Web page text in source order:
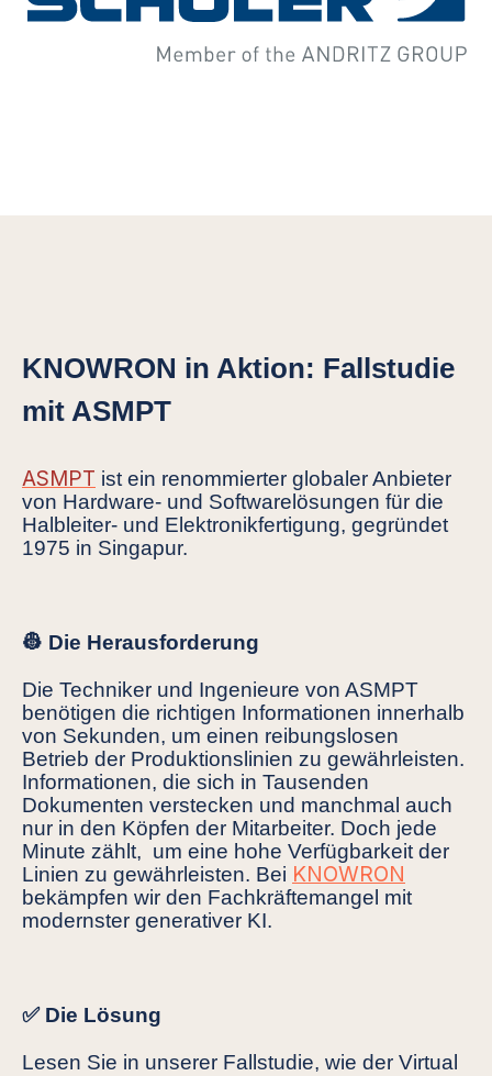
KNOWRON in Aktion: Fallstudie
mit ASMPT
ASMPT ist ein renommierter globaler Anbieter
von Hardware- und Softwarelösungen für die
Halbleiter- und Elektronikfertigung, gegründet
1975 in Singapur.
👷 Die Herausforderung
Die Techniker und Ingenieure von ASMPT
benötigen die richtigen Informationen innerhalb
von Sekunden, um einen reibungslosen
Betrieb der Produktionslinien zu gewährleisten.
Informationen, die sich in Tausenden
Dokumenten verstecken und manchmal auch
nur in den Köpfen der Mitarbeiter. Doch jede
Minute zählt, um eine hohe Verfügbarkeit der
Linien zu gewährleisten. Bei KNOWRON
bekämpfen wir den Fachkräftemangel mit
modernster generativer KI.
✅ Die Lösung
Lesen Sie in unserer Fallstudie, wie der Virtual